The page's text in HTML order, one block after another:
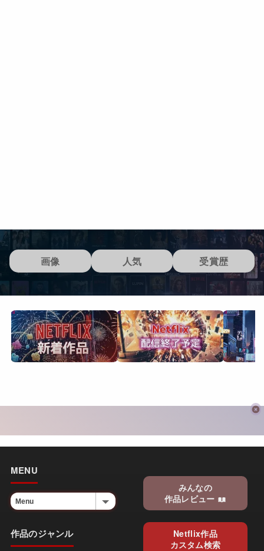
画像 人気 受賞歴
MENU
作品のジャンル
みんなの
作品レビュー
Netflix作品
カスタム検索